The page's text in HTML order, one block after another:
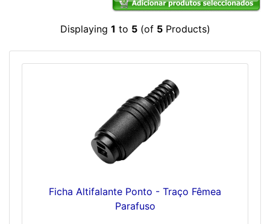
Displaying 1 to 5(of 5Products)
Ficha Altifalante Ponto - Traço Fêmea
Parafuso